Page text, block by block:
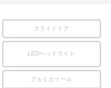
スライドドア
LEDヘッドライト
アルミホイール